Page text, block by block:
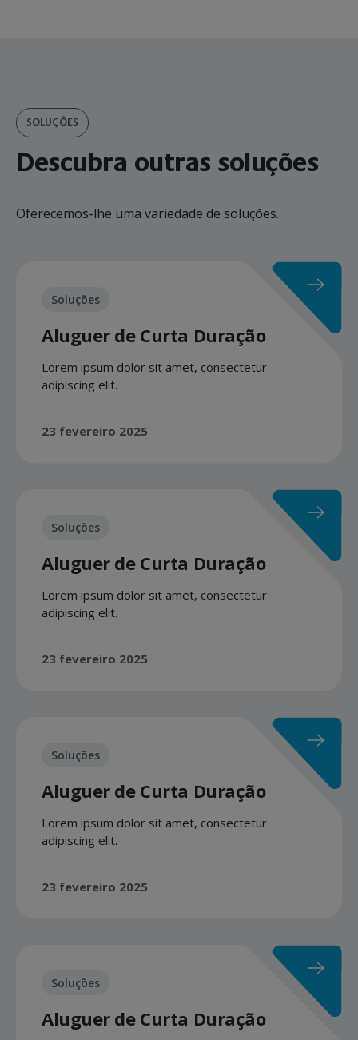
SOLUÇÕES
Descubra outras soluções
Oferecemos-lhe uma variedade de soluções.
Soluções
Aluguer de Curta Duração
Lorem ipsum dolor sit amet, consectetur
adipiscing elit.
23 fevereiro 2025
Soluções
Aluguer de Curta Duração
Lorem ipsum dolor sit amet, consectetur
adipiscing elit.
23 fevereiro 2025
Soluções
Aluguer de Curta Duração
Lorem ipsum dolor sit amet, consectetur
adipiscing elit.
23 fevereiro 2025
Soluções
Aluguer de Curta Duração